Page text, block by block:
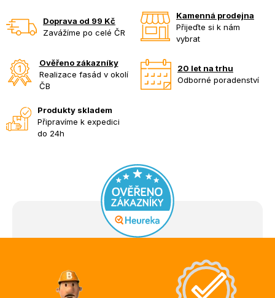
Doprava od 99 Kč
Zavážíme po celé ČR
Kamenná prodejna
Přijeďte si k nám
vybrat
Ověřeno zákazníky
Realizace fasád v okolí
ČB
20 let na trhu
Odborné poradenství
Produkty skladem
Připravíme k expedici
do 24h